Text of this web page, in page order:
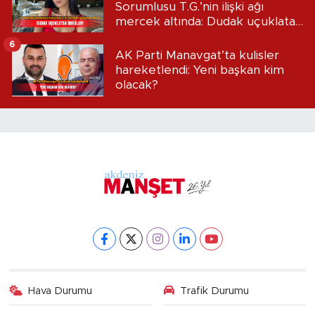
Sorumlusu T.G.’nin ilişki ağı
mercek altında: Dudak uçuklatan
AK Parti Manavgat’ta kulisler
hareketlendi: Yeni başkan kim
olacak?
6
Hava Durumu Trafik Durumu